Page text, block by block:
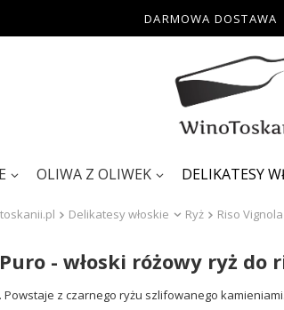
DARMOWA DOSTAWA
OLIWA Z OLIWEK DELIKATESY
Delikatesy włoskie Ryż Riso
- włoski różowy ryż do
Powstaje z czarnego ryżu szlifowanego